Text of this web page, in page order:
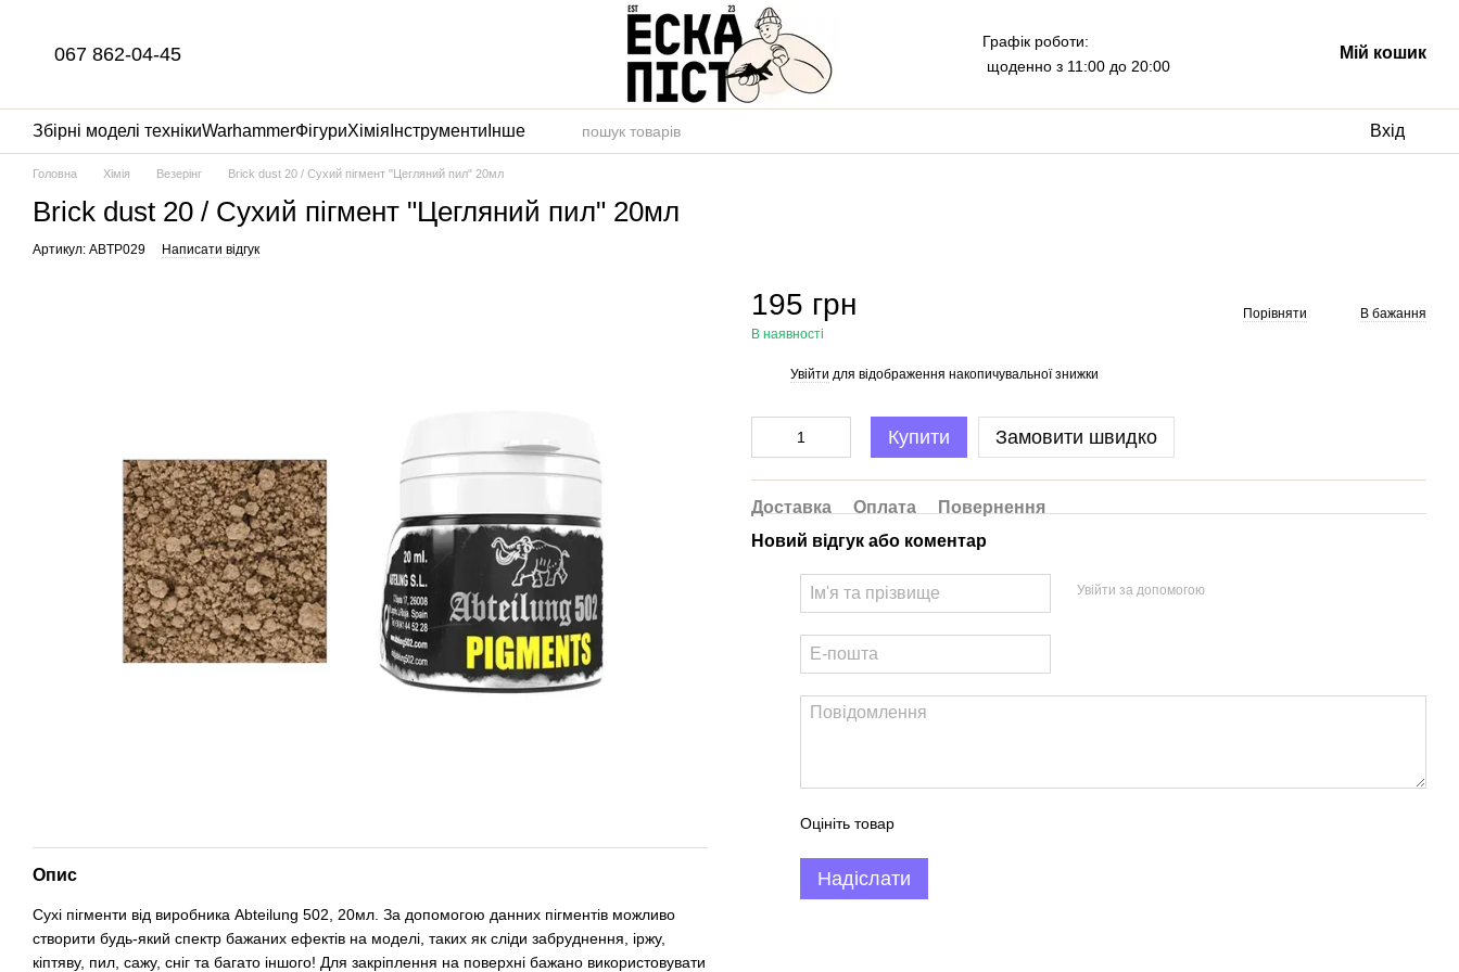
067 862-04-45
Графік роботи:
щоденно з 11:00 до 20:00
Мій кошик
Збірні моделі технікиWarhammerФігуриХімія Інструменти Інше Вхід
Головна Хімія Везерінг Brick dust 20 / Сухий пігмент "Цегляний пил" 20мл
Brick dust 20 / Сухий пігмент "Цегляний пил" 20мл
Артикул: ABTP029 Написати відгук
Опис
Сухі пігменти від виробника Abteilung 502, 20мл. За допомогою данних пігментів можливо
створити будь-який спектр бажаних ефектів на моделі, таких як сліди забруднення, іржу,
кіптяву, пил, сажу, сніг та багато іншого! Для закріплення на поверхні бажано використовувати
195 грн
В наявності
Порівняти В бажання
Увійти для відображення накопичувальної знижки
Купити Замовити швидко
Доставка Оплата
Повернення
Новий відгук або коментар
Увійти за допомогою
Оцініть товар
Надіслати